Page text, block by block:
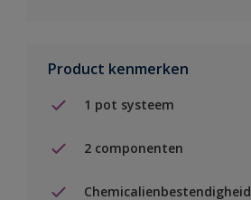
Product kenmerken
1 pot systeem
2 componenten
Chemicalienbestendigheid